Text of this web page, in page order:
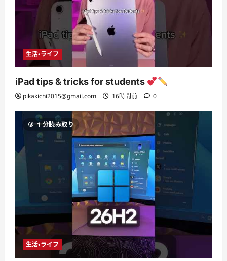
生活・ライフ
iPad tips & tricks for students
pikakichi2015@gmail.com 16時間前 0
1 分読み取り
生活・ライフ